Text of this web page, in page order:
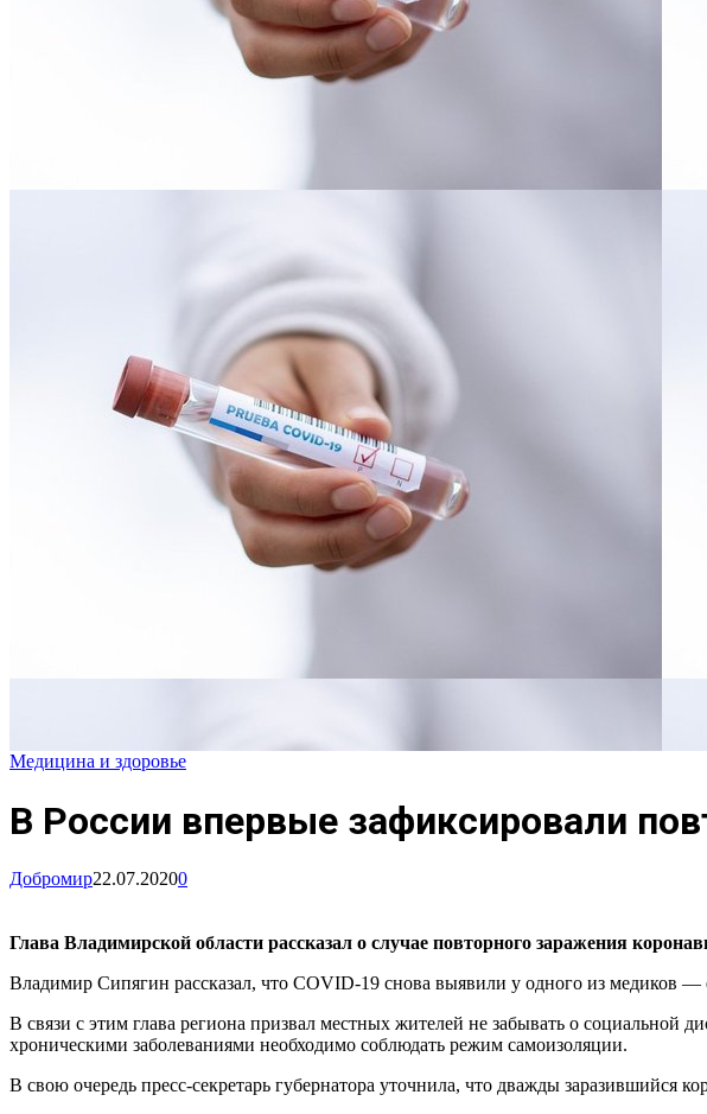
Медицина и здоровье
В России впервые зафиксировали
Добромир22.07.20200
Глава Владимирской области рассказал о случае повторного заражения
Владимир Сипягин рассказал, что COVID-19 снова выявили у одного из медиков —
В связи с этим глава региона призвал местных жителей не забывать о
хроническими заболеваниями необходимо соблюдать режим самоизоляции.
В свою очередь пресс-секретарь губернатора уточнила, что дважды заразившийся